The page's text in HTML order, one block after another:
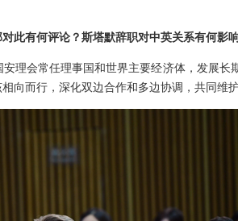
此有何评论？斯塔默辞职对中英关系有何影
理会常任理事国和世界主要经济体，发展长
向而行，深化双边合作和多边协调，共同维